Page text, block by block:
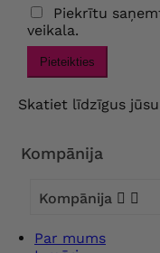
Piekrītu
veikala.
Pieteikties
Skatiet līdzīgus
Kompānija
Kompānija  
Par mums